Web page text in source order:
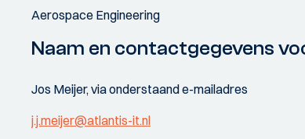
Aerospace Engineering
Naam en contactgegevens
Jos Meijer, via onderstaand e-mailadres
j.j.meijer@atlantis-it.nl